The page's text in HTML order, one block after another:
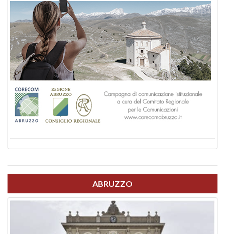
ABRUZZO